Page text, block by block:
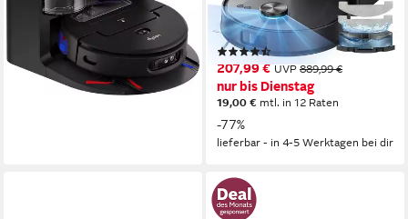
nur bis Dienstag
mtl. in 48 Raten
lieferbar - am nächsten Werktag
4l l Größe Staubbehälter
LDS Navigation Navigation
(443)
207,99 € UVP 889,99 €
nur bis Dienstag
19,00 € mtl. in 12 Raten
-77%
lieferbar - in 4-5 Werktagen bei dir